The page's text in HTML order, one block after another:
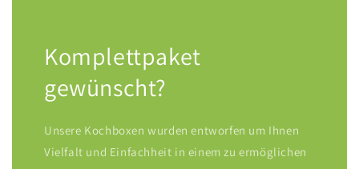
Komplettpaket
gewünscht?
Unsere Kochboxen wurden entworfen um Ihnen
Vielfalt und Einfachheit in einem zu ermöglichen